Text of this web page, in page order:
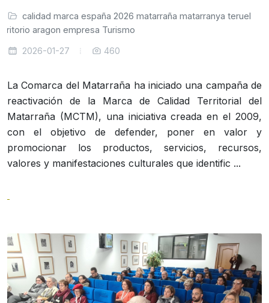
calidad marca españa 2026 matarraña matarranya teruel
aragon empresa Turismo
2026-01-27 460
La Comarca del Matarraña ha iniciado una campaña de
reactivación de la Marca de Calidad Territorial del
Matarraña (MCTM), una iniciativa creada en el 2009,
con el objetivo de defender, poner en valor y
promocionar los productos, servicios, recursos,
valores y manifestaciones culturales que identific ...